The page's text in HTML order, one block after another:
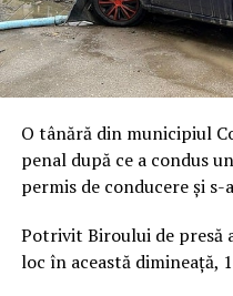
O tânără din municipiul
penal după ce a condus
permis de conducere și
Potrivit Biroului de presă
loc în această dimineață,